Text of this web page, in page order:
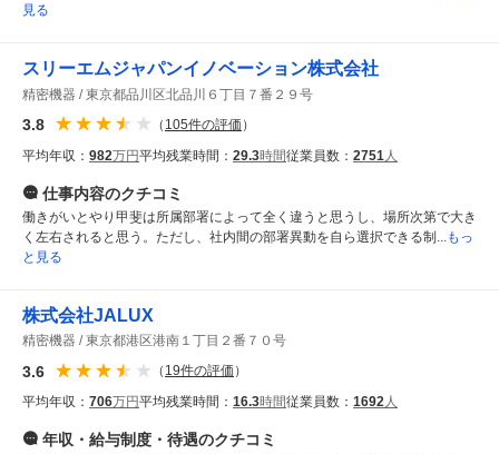
見る
スリーエムジャパンイノベーション株式会社
精密機器 東京都品川区北品川６丁目７番２９号
3.8 （ 105件の評価 ）
平均年収： 982万円平均残業時間： 29.3時間従業員数： 2751 人
仕事内容のクチコミ
働きがいとやり甲斐は所属部署によって全く違うと思うし、場所次第で大き
く左右されると思う。ただし、社内間の部署異動を自ら選択できる制 ...もっ
と見る
株式会社JALUX
精密機器 東京都港区港南１丁目２番７０号
3.6 （ 19件の評価 ）
平均年収： 706万円平均残業時間： 16.3時間従業員数： 1692人
年収・給与制度・待遇のクチコミ